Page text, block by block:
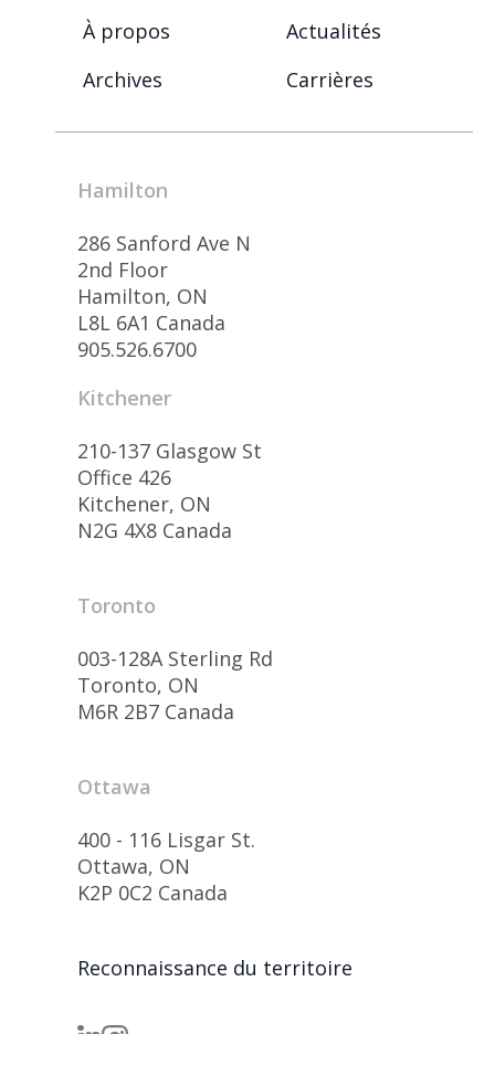
À propos
Actualités
Archives
Carrières
Hamilton
286 Sanford Ave N
2nd Floor
Hamilton, ON
L8L 6A1 Canada
905.526.6700
Kitchener
210-137 Glasgow St
Office 426
Kitchener, ON
N2G 4X8 Canada
Toronto
003-128A Sterling Rd
Toronto, ON
M6R 2B7 Canada
Ottawa
400 - 116 Lisgar St.
Ottawa, ON
K2P 0C2 Canada
Reconnaissance du territoire